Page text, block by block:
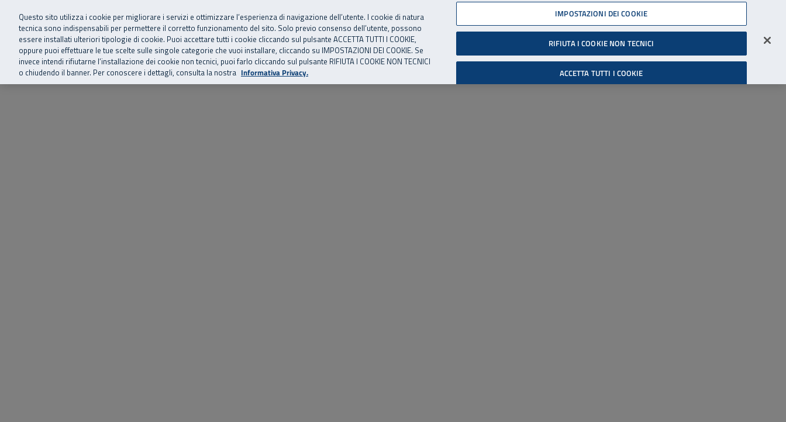
Vai al menu principale
Vai al contenuto principale
Vai al Footer 06 45539607
SuperAbile - il Contact Center Inail per il mondo della disabilità
Home Chi siamo Storie, news ed eventi Risorse utili Supporto Accessibilità
Cerca
Accedi all'area riservata
Questo sito utilizza i cookie per migliorare i servizi e ottimizzare l’esperienza di navigazione dell’utente. I cookie di natura
tecnica sono indispensabili per permettere il corretto funzionamento del sito. Solo previo consenso dell’utente, possono
essere installati ulteriori tipologie di cookie. Puoi accettare tutti i cookie cliccando sul pulsante ACCETTA TUTTI I COOKIE,
oppure puoi effettuare le tue scelte sulle singole categorie che vuoi installare, cliccando su IMPOSTAZIONI DEI COOKIE. Se
invece intendi rifiutarne l’installazione dei cookie non tecnici, puoi farlo cliccando sul pulsante RIFIUTA I COOKIE NON TECNICI
o chiudendo il banner. Per conoscere i dettagli, consulta la nostra Informativa Privacy.
IMPOSTAZIONI DEI COOKIE
RIFIUTA I COOKIE NON TECNICI
ACCETTA TUTTI I COOKIE